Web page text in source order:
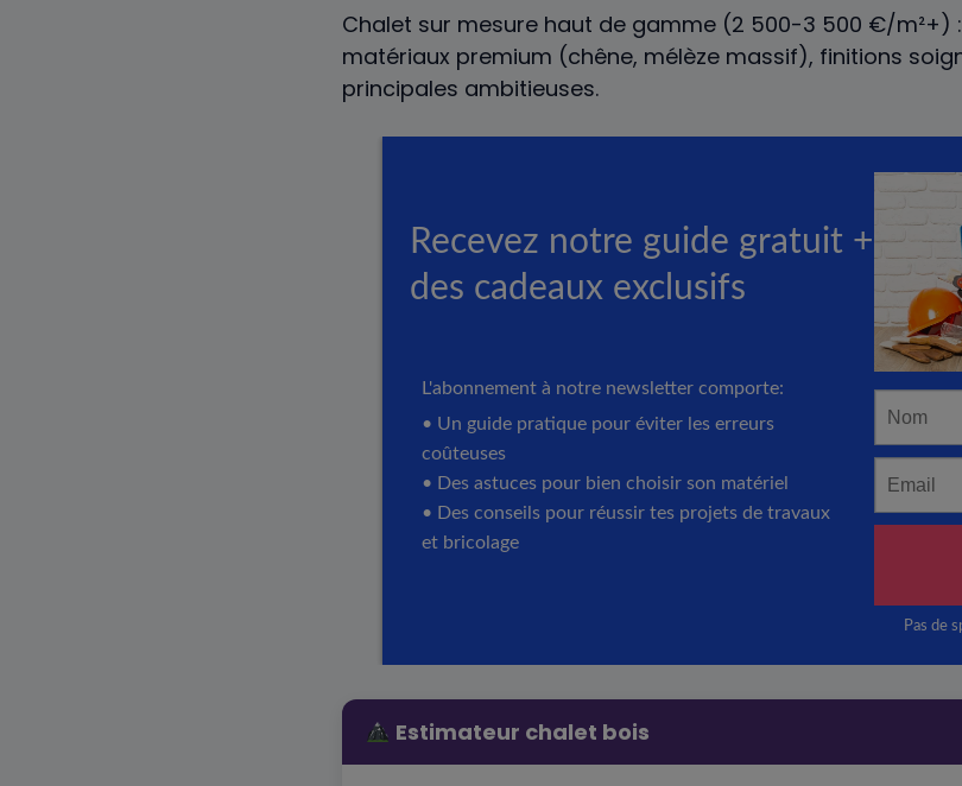
Chalet sur mesure haut de gamme (2 500-3 500 €/m²+)
matériaux premium (chêne, mélèze massif), finitions
principales ambitieuses.
Estimateur chalet bois